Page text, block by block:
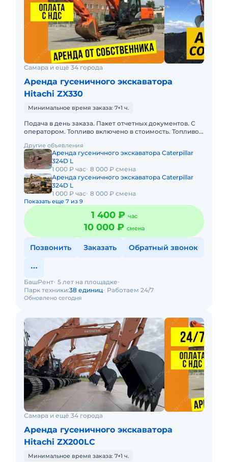
Самара и ещё 34 города
Аренда гусеничного экскаватора
Hitachi ZX330
Минимальное время заказа: 7+1 ч.
Подача в день заказа. Пакет отчетных документов. С
оператором. Топливо включено в стоимость. Топливо
Краткосрочная а
Другие объявления
Аренда гусеничного экскаватора Caterpillar
324D L
1 000 ₽ час
8 000 ₽ смена
Аренда гусеничного экскаватора Caterpillar
324D L
1 000 ₽ час
8 000 ₽ смена
Показать еще 7 из 9
1 400 ₽ час
10 000 ₽ смена
Позвонить Заказать Обратный звонок
Обновлено сегодня
БашРент 5 лет на площадке
Парк техники:38 единиц Работаем 24/7
Самара и ещё 34 города
Аренда гусеничного экскаватора
Hitachi ZX200LC
Минимальное время заказа: 7+1 ч.